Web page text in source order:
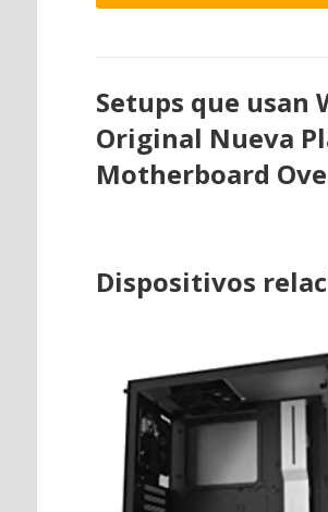
Setups que usan
Original Nueva
Motherboard
Dispositivos